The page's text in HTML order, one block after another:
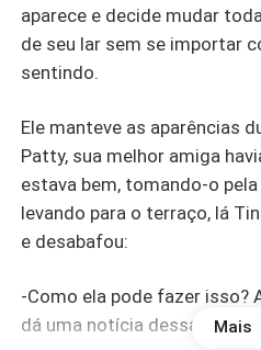
aparece e decide mudar
de seu lar sem se importar
sentindo.
Ele manteve as aparências
Patty, sua melhor amiga
estava bem, tomando-o
levando para o terraço, lá
e desabafou:
-Como ela pode fazer isso?
dá uma notícia dessas.
Mais